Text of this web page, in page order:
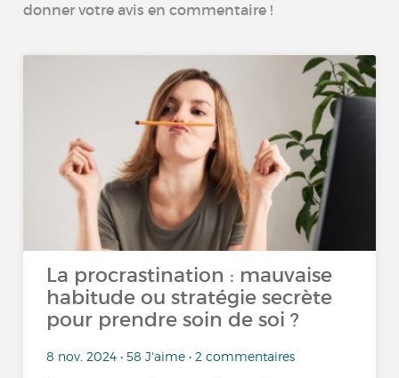
donner votre avis en commentaire !
La procrastination : mauvaise
habitude ou stratégie secrète
pour prendre soin de soi ?
8 nov. 2024 • 58 J'aime • 2 commentaires